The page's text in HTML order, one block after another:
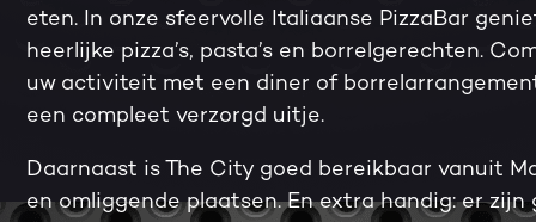
eten. In onze sfeervolle Italiaanse PizzaBar
heerlijke pizza’s, pasta’s en borrelgerechten.
uw activiteit met een diner of
een compleet verzorgd uitje.
Daarnaast is The City goed bereikbaar vanuit
en omliggende plaatsen. En extra handig: er zijn